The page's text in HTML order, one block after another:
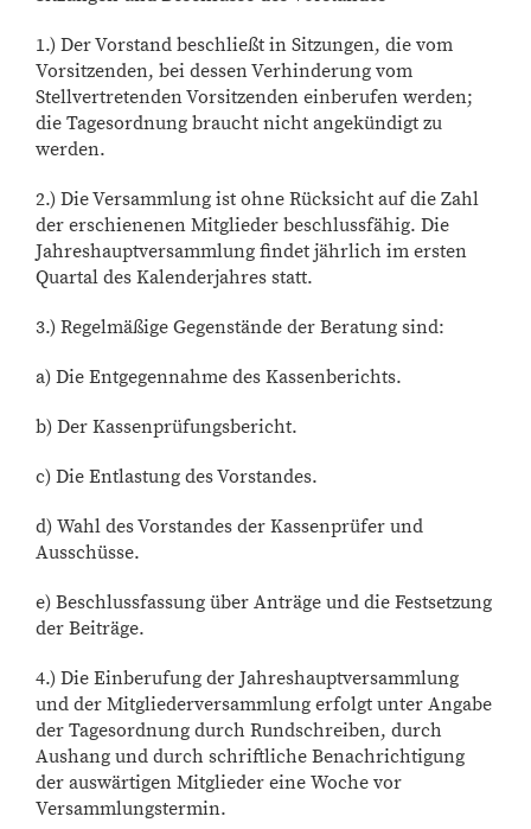
1.) Der Vorstand beschließt in Sitzungen, die vom
Vorsitzenden, bei dessen Verhinderung vom
Stellvertretenden Vorsitzenden einberufen werden;
die Tagesordnung braucht nicht angekündigt zu
werden.
2.) Die Versammlung ist ohne Rücksicht auf die Zahl
der erschienenen Mitglieder beschlussfähig. Die
Jahreshauptversammlung findet jährlich im ersten
Quartal des Kalenderjahres statt.
3.) Regelmäßige Gegenstände der Beratung sind:
a) Die Entgegennahme des Kassenberichts.
b) Der Kassenprüfungsbericht.
c) Die Entlastung des Vorstandes.
d) Wahl des Vorstandes der Kassenprüfer und
Ausschüsse.
e) Beschlussfassung über Anträge und die Festsetzung
der Beiträge.
4.) Die Einberufung der Jahreshauptversammlung
und der Mitgliederversammlung erfolgt unter Angabe
der Tagesordnung durch Rundschreiben, durch
Aushang und durch schriftliche Benachrichtigung
der auswärtigen Mitglieder eine Woche vor
Versammlungstermin.